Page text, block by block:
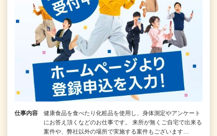
仕事内容
健康食品を食べたり化粧品を使用し、身体測定やアンケート
にお答え頂くなどのお仕事です。 来所が無くご自宅で出来る
案件や、弊社以外の場所で実施する案件もございます…